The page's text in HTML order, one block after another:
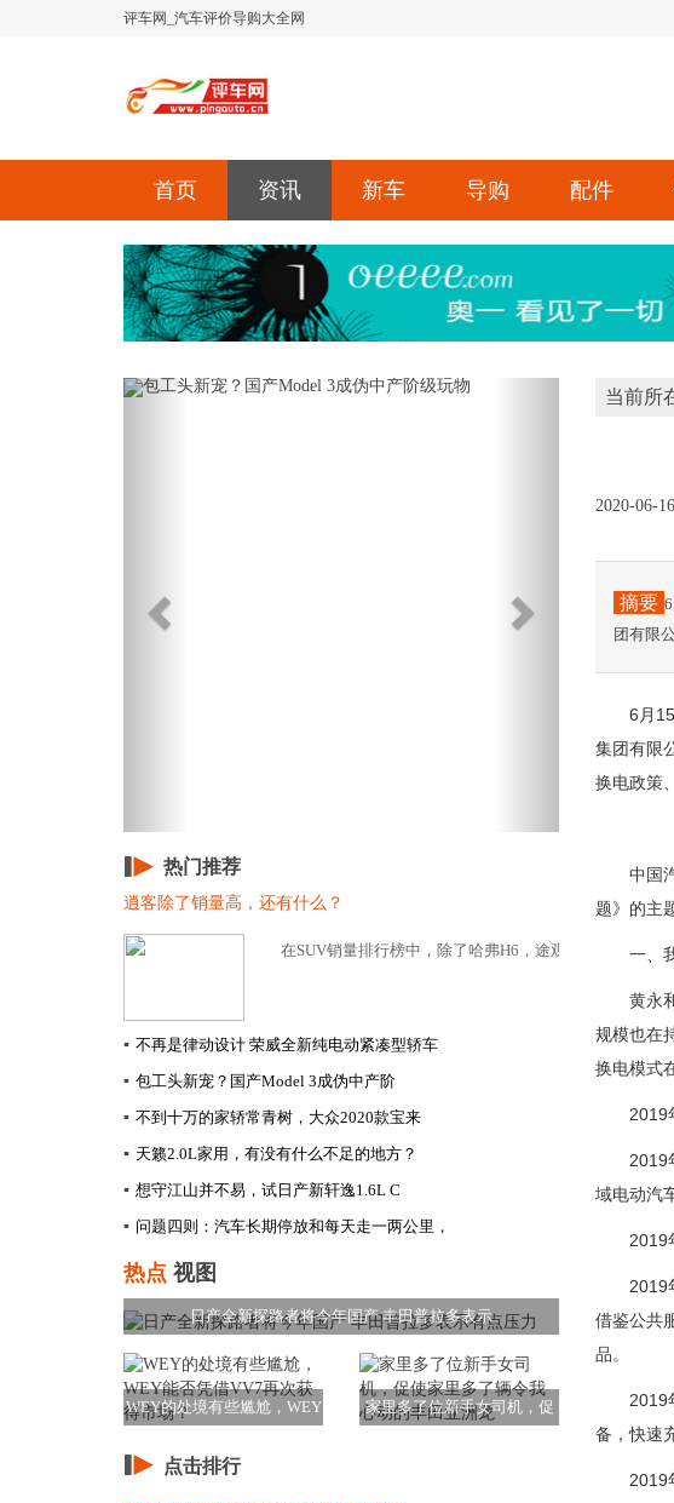
评车网_汽车评价导购大全网
首页 资讯 新车 导购 配件
Previous
热门推荐
逍客除了销量高，还有什么？
在SUV销量排行榜中，除了哈弗H6，途观，博越这样的
▪ 不再是律动设计 荣威全新纯电动紧凑型轿车
▪ 包工头新宠？国产Model 3成伪中产阶
▪ 不到十万的家轿常青树，大众2020款宝来
▪ 天籁2.0L家用，有没有什么不足的地方？
▪ 想守江山并不易，试日产新轩逸1.6L C
▪ 问题四则：汽车长期停放和每天走一两公里，
热点 视图
日产全新探路者将今年国产 丰田普拉多表示
WEY的处境有些尴尬，WEY
家里多了位新手女司机，促
点击排行
当前所
2020-06-
摘要
团有限
6月
集团有限
换电政策
中国
题》的主
一、
黄永
规模也在
换电模式
2019
2019
域电动汽
2019
2019
借鉴公共
品。
2019
备，快速
2019